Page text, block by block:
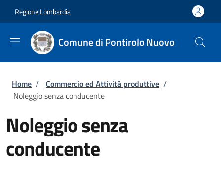
Regione Lombardia
Comune di Pontirolo Nuovo
Briciole di pane
Home / Commercio ed Attività produttive /
Noleggio senza conducente
Noleggio senza
conducente